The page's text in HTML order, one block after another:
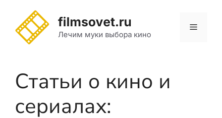
содержимому
filmsovet.ru
Лечим муки выбора кино
Меню
Статьи о кино и
сериалах: